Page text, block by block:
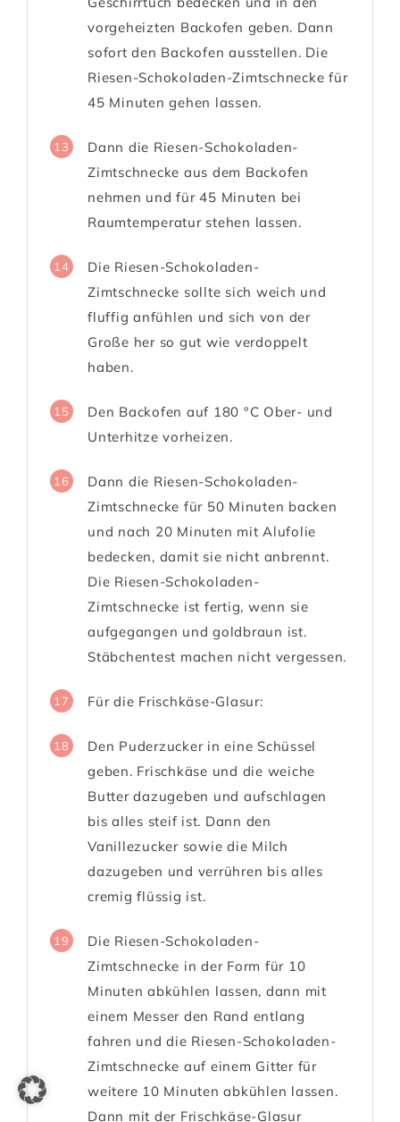
vorgeheizten Backofen geben. Dann
sofort den Backofen ausstellen. Die
Riesen-Schokoladen-Zimtschnecke für
45 Minuten gehen lassen.
13
Dann die Riesen-Schokoladen-
Zimtschnecke aus dem Backofen
nehmen und für 45 Minuten bei
Raumtemperatur stehen lassen.
14
Die Riesen-Schokoladen-
Zimtschnecke sollte sich weich und
fluffig anfühlen und sich von der
Große her so gut wie verdoppelt
haben.
15
Den Backofen auf 180 °C Ober- und
Unterhitze vorheizen.
16
Dann die Riesen-Schokoladen-
Zimtschnecke für 50 Minuten backen
und nach 20 Minuten mit Alufolie
bedecken, damit sie nicht anbrennt.
Die Riesen-Schokoladen-
Zimtschnecke ist fertig, wenn sie
aufgegangen und goldbraun ist.
Stäbchentest machen nicht vergessen.
17 Für die Frischkäse-Glasur:
18
Den Puderzucker in eine Schüssel
geben. Frischkäse und die weiche
Butter dazugeben und aufschlagen
bis alles steif ist. Dann den
Vanillezucker sowie die Milch
dazugeben und verrühren bis alles
cremig flüssig ist.
19
Die Riesen-Schokoladen-
Zimtschnecke in der Form für 10
Minuten abkühlen lassen, dann mit
einem Messer den Rand entlang
fahren und die Riesen-Schokoladen-
Zimtschnecke auf einem Gitter für
weitere 10 Minuten abkühlen lassen.
Dann mit der Frischkäse-Glasur